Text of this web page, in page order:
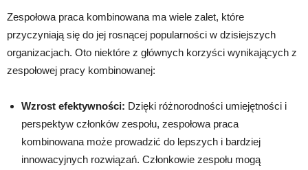
Zespołowa praca kombinowana ma wiele zalet, które
przyczyniają się do jej rosnącej popularności w dzisiejszych
organizacjach. Oto niektóre z głównych korzyści wynikających z
zespołowej pracy kombinowanej:
Wzrost efektywności: Dzięki różnorodności umiejętności i
perspektyw członków zespołu, zespołowa praca
kombinowana może prowadzić do lepszych i bardziej
innowacyjnych rozwiązań. Członkowie zespołu mogą